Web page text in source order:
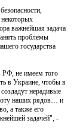
важнейшая задача
проблемы
государства
РФ, не имеем того
в Украине, чтобы в
нерадивые
наших рядов… и
а также его
задачей", -